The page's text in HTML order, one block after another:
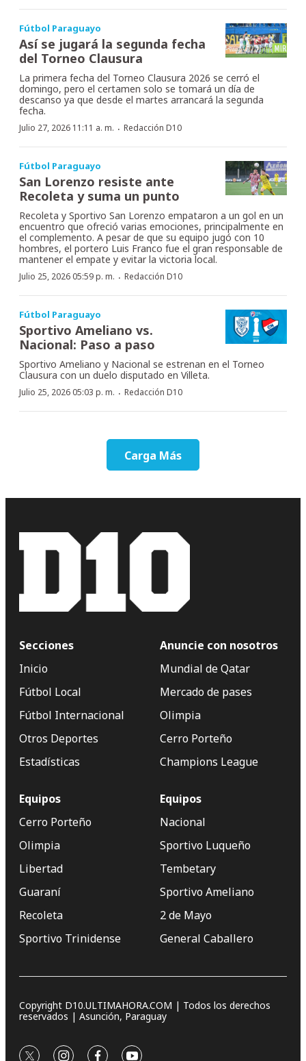
Fútbol Paraguayo
Así se jugará la segunda fecha
del Torneo Clausura
La primera fecha del Torneo Clausura 2026 se cerró el
domingo, pero el certamen solo se tomará un día de
descanso ya que desde el martes arrancará la segunda
fecha.
Julio 27, 2026 11:11 a. m. · Redacción D10
Fútbol Paraguayo
San Lorenzo resiste ante
Recoleta y suma un punto
Recoleta y Sportivo San Lorenzo empataron a un gol en un
encuentro que ofreció varias emociones, principalmente en
el complemento. A pesar de que su equipo jugó con 10
hombres, el portero Luis Franco fue el gran responsable de
mantener el empate y evitar la victoria local.
Julio 25, 2026 05:59 p. m. · Redacción D10
Fútbol Paraguayo
Sportivo Ameliano vs.
Nacional: Paso a paso
Sportivo Ameliano y Nacional se estrenan en el Torneo
Clausura con un duelo disputado en Villeta.
Julio 25, 2026 05:03 p. m. · Redacción D10
Carga Más
Secciones
Inicio
Fútbol Local
Fútbol Internacional
Otros Deportes
Estadísticas
Anuncie con nosotros
Mundial de Qatar
Mercado de pases
Olimpia
Cerro Porteño
Champions League
Equipos
Cerro Porteño
Olimpia
Libertad
Guaraní
Recoleta
Sportivo Trinidense
Equipos
Nacional
Sportivo Luqueño
Tembetary
Sportivo Ameliano
2 de Mayo
General Caballero
Copyright D10.ULTIMAHORA.COM | Todos los derechos
reservados | Asunción, Paraguay